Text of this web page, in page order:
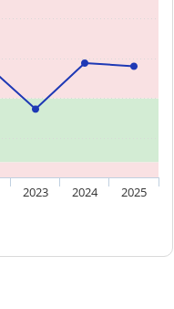
2023 2024 2025